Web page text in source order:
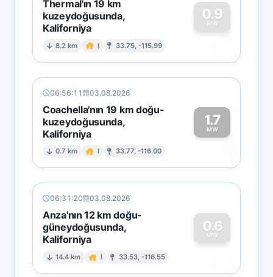
Thermal'ın 19 km
kuzeydoğusunda,
Kaliforniya
8.2 km I 33.75, -115.99
0.9
MW
0
06:56:11 03.08.2026
Coachella'nın 19 km doğu-
kuzeydoğusunda,
Kaliforniya
0.7 km I 33.77, -116.00
1.7
MW
1
06:31:20 03.08.2026
Anza'nın 12 km doğu-
güneydoğusunda,
Kaliforniya
14.4 km I 33.53, -116.55
0.6
MW
0